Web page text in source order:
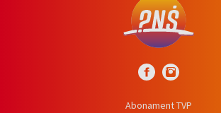
Abonament TVP